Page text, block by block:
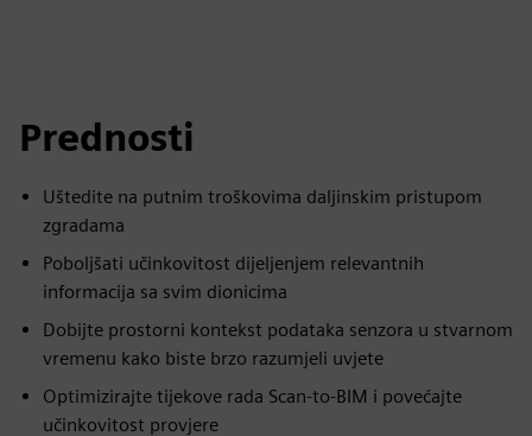
Prednosti
Uštedite na putnim troškovima daljinskim pristupom
zgradama
Poboljšati učinkovitost dijeljenjem relevantnih
informacija sa svim dionicima
Dobijte prostorni kontekst podataka senzora u stvarnom
vremenu kako biste brzo razumjeli uvjete
Optimizirajte tijekove rada Scan-to-BIM i povećajte
učinkovitost provjere